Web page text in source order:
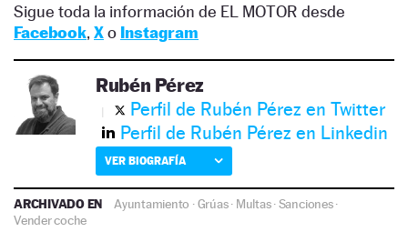
Sigue toda la información de EL MOTOR desde
Facebook, Xo Instagram
Rubén Pérez
Perfil de Rubén Pérez en Twitter
Perfil de Rubén Pérez en Linkedin
VER BIOGRAFÍA
ARCHIVADO EN Ayuntamiento ·Grúas· Multas·Sanciones·
Vender coche